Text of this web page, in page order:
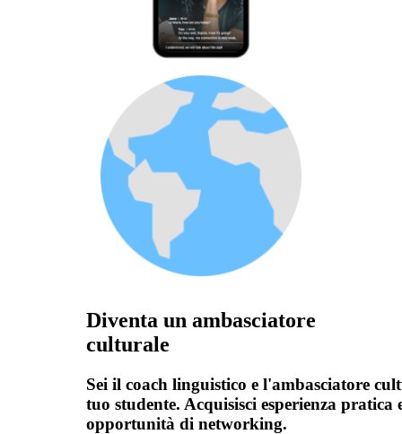
Diventa un ambasciatore
culturale
Sei il coach linguistico e l'ambasciatore
tuo studente. Acquisisci esperienza pratica
opportunità di networking.